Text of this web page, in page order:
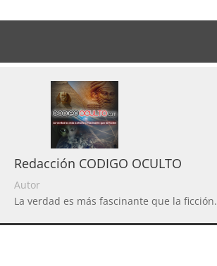
Redacción CODIGO OCULTO
Autor
La verdad es más fascinante que la ficción.